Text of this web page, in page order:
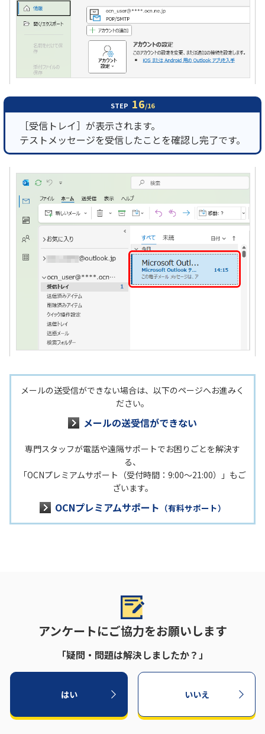
STEP 16/16
［受信トレイ］が表示されます。
テストメッセージを受信したことを確認し完了です。
メールの送受信ができない場合は、以下のページへお進みく
ださい。
メールの送受信ができない
専門スタッフが電話や遠隔サポートでお困りごとを解決す
る、
「OCNプレミアムサポート（受付時間：9:00～21:00）」もご
ざいます。
OCNプレミアムサポート （有料サポート）
アンケートにご協力をお願いします
「疑問・問題は解決しましたか？」
はい いいえ